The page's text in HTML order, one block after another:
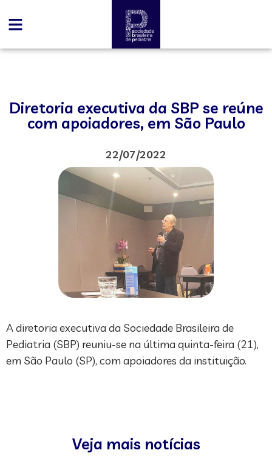
Diretoria executiva da SBP se reúne
com apoiadores, em São Paulo
22/07/2022
A diretoria executiva da Sociedade Brasileira de
Pediatria (SBP) reuniu-se na última quinta-feira (21),
em São Paulo (SP), com apoiadores da instituição.
Veja mais notícias